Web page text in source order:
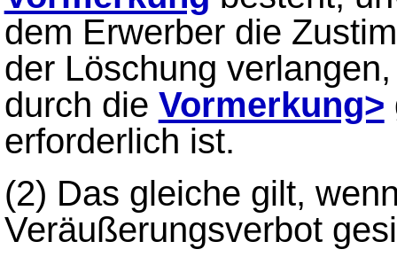
dem Erwerber die
der Löschung
durch die Vormerkung>
erforderlich ist.
(2) Das gleiche gilt,
Veräußerungsverbot